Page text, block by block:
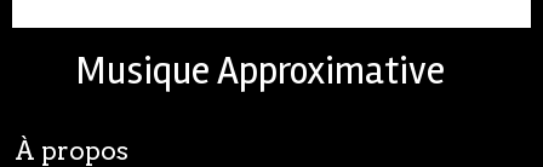
Musique Approximative
À propos